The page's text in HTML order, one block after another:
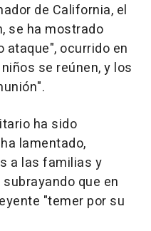
de California, el
se ha mostrado
ataque", ocurrido en
se reúnen, y los
ha sido
lamentado,
a las familias y
que en
"temer por su